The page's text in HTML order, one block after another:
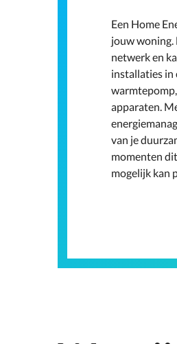
Een Home
jouw woning.
netwerk en
installaties in
warmtepomp,
apparaten.
van je
momenten
mogelijk kan